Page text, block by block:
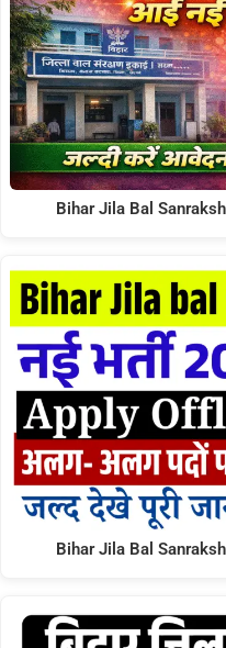
Bihar Jila Bal
Bihar Jila Bal